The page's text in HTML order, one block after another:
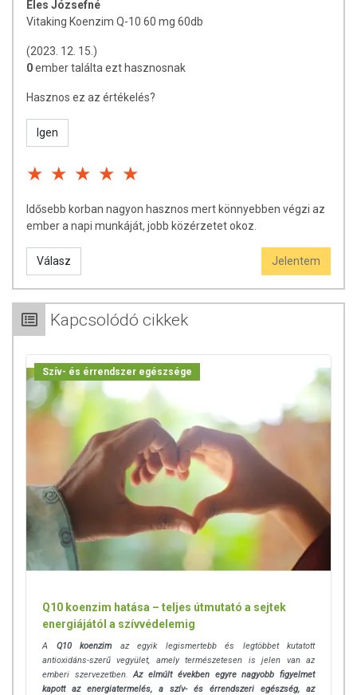
Éles Józsefné
Vitaking Koenzim Q-10 60 mg 60db
(2023. 12. 15.)
0ember találta ezt hasznosnak
Hasznos ez az értékelés?
Igen
Idősebb korban nagyon hasznos mert könnyebben végzi az
ember a napi munkáját, jobb közérzetet okoz.
Válasz Jelentem
Kapcsolódó cikkek
Szív- és érrendszer egészsége
Q10 koenzim hatása – teljes útmutató a sejtek
energiájától a szívvédelemig
A Q10 koenzimaz egyik legismertebb és legtöbbet kutatott
antioxidáns-szerű vegyület, amely természetesen is jelen van az
emberi szervezetben.Az elmúlt években egyre nagyobb figyelmet
kapott az energiatermelés, a szív- és érrendszeri egészség, az